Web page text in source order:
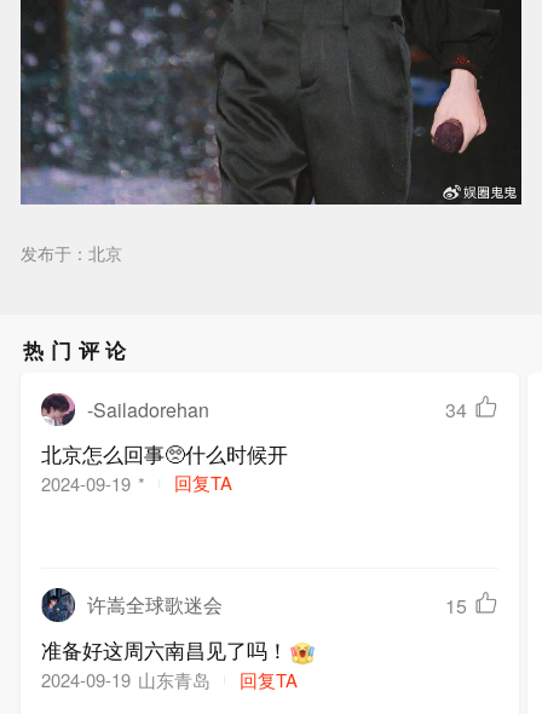
发布于：北京
热门评论
-Sailadorehan 34
北京怎么回事🥺什么时候开
2024-09-19 * 回复TA
许嵩全球歌迷会 15
准备好这周六南昌见了吗！
2024-09-19 山东青岛 回复TA